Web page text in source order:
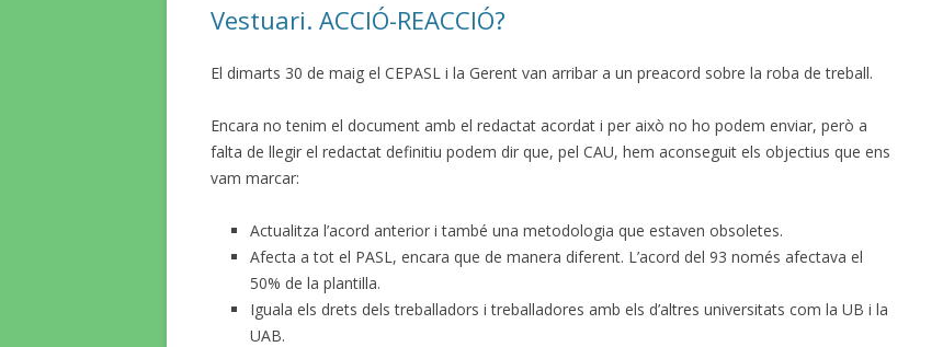
CALENDARI LABORAL 2018 I
NI ACORD DE VESTUARI NI CAP
VESTUARI. ACCIÓ-REACCIÓ?
RECEPCIONS (07/06/2017)
AVALUACIÓ DELS RISCOS
Vestuari. ACCIÓ-REACCIÓ?
El dimarts 30 de maig el CEPASL i la Gerent van arribar a un preacord sobre la roba de treball.
Encara no tenim el document amb el redactat acordat i per això no ho podem enviar, però a
falta de llegir el redactat definitiu podem dir que, pel CAU, hem aconseguit els objectius que ens
vam marcar:
Actualitza l’acord anterior i també una metodologia que estaven obsoletes.
Afecta a tot el PASL, encara que de manera diferent. L’acord del 93 només afectava el
50% de la plantilla.
Iguala els drets dels treballadors i treballadores amb els d’altres universitats com la UB i la
UAB.